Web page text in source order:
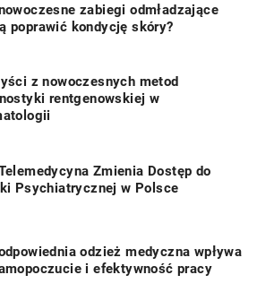
zabiegi odmładzające
poprawić kondycję skóry?
z nowoczesnych metod
rentgenowskiej w
Zmienia Dostęp do
Psychiatrycznej w Polsce
odzież medyczna wpływa
i efektywność pracy